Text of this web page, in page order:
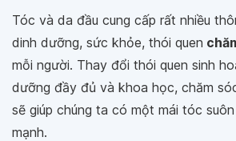
Tóc và da đầu cung cấp rất nhiều
dinh dưỡng, sức khỏe, thói quen
mỗi người. Thay đổi thói quen sinh
dưỡng đầy đủ và khoa học, chăm
sẽ giúp chúng ta có một mái tóc
mạnh.